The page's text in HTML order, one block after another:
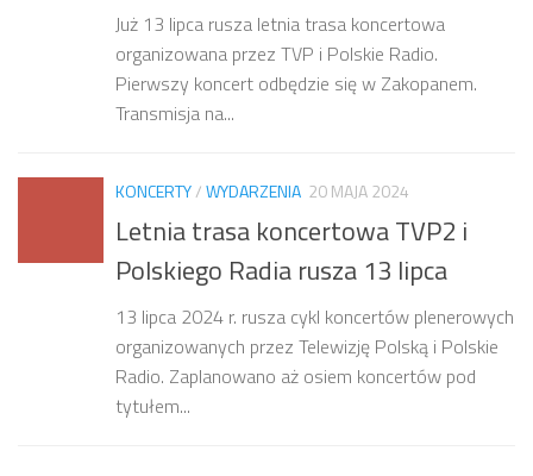
Już 13 lipca rusza letnia trasa koncertowa
organizowana przez TVP i Polskie Radio.
Pierwszy koncert odbędzie się w Zakopanem.
Transmisja na...
KONCERTY/WYDARZENIA 20 MAJA 2024
Letnia trasa koncertowa TVP2 i
Polskiego Radia rusza 13 lipca
13 lipca 2024 r. rusza cykl koncertów plenerowych
organizowanych przez Telewizję Polską i Polskie
Radio. Zaplanowano aż osiem koncertów pod
tytułem...